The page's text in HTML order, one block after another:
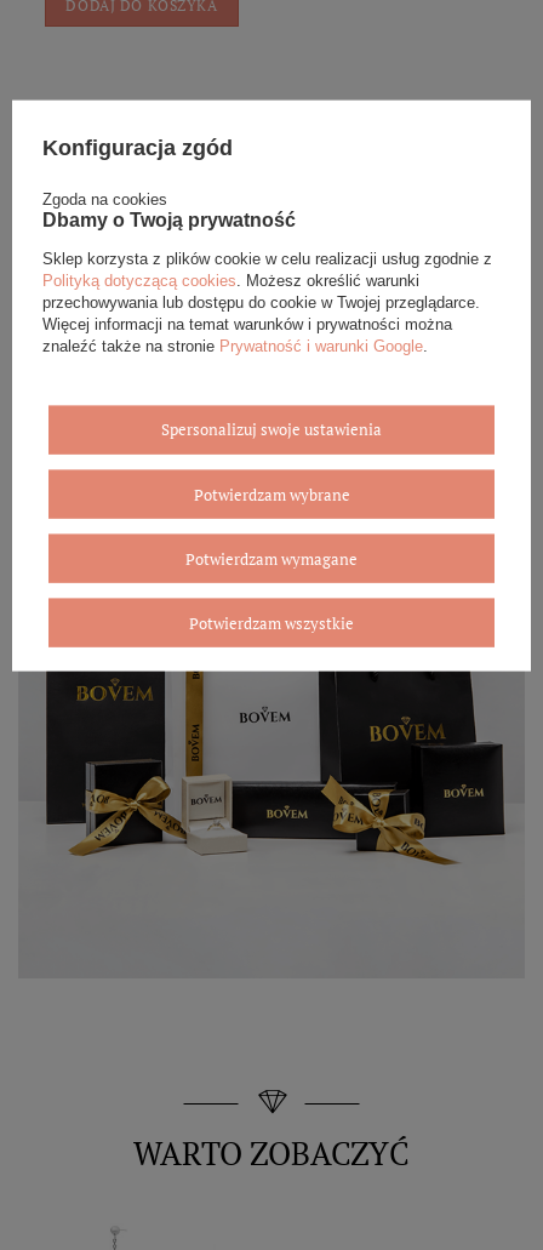
DODAJ DO KOSZYKA
Eleganckie opakowanie gratis
Biżuterię i zegarki zakupione w sklepie internetowym
BOVEM otrzymasz jako gotowy do wręczenia upominek. Do
każdego zamówienia dołączamy pudełko ze skóry
ekologicznej oraz elegancką torebkę. Rozmiary i wzory
mogą się różnić ze względu na wybrany asortyment.
WARTO ZOBACZYĆ
Konfiguracja zgód
Zgoda na cookies
Dbamy o Twoją prywatność
Sklep korzysta z plików cookie w celu realizacji usług zgodnie z
Polityką dotyczącą cookies . Możesz określić warunki
przechowywania lub dostępu do cookie w Twojej przeglądarce.
Więcej informacji na temat warunków i prywatności można
znaleźć także na stronie Prywatność i warunki Google
Spersonalizuj swoje ustawienia
Potwierdzam wybrane
Potwierdzam wymagane
Potwierdzam wszystkie